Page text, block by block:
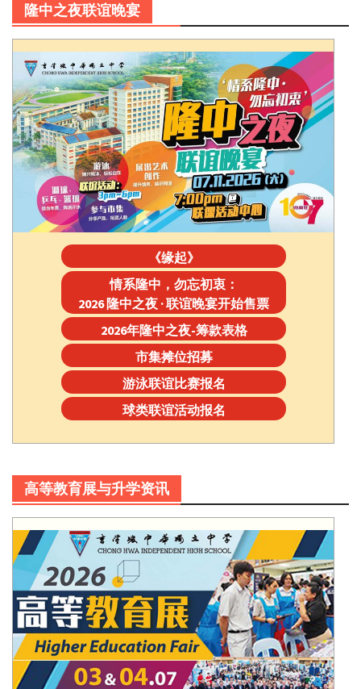
隆中之夜联谊晚宴
《缘起》
情系隆中，勿忘初衷：
2026 隆中之夜 · 联谊晚宴开始售票
2026年隆中之夜-筹款表格
市集摊位招募
游泳联谊比赛报名
球类联谊活动报名
高等教育展与升学资讯